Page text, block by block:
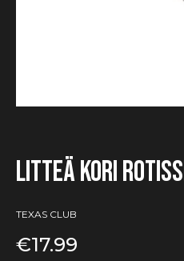
Litteä kori
TEXAS CLUB
€17.99